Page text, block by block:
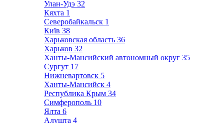
Улан-Удэ 32
Кяхта 1
Северобайкальск 1
Київ 38
Харьковская область 36
Харьков 32
Ханты-Мансийский автономный округ 35
Сургут 17
Нижневартовск 5
Ханты-Мансийск 4
Республика Крым 34
Симферополь 10
Ялта 6
Алушта 4